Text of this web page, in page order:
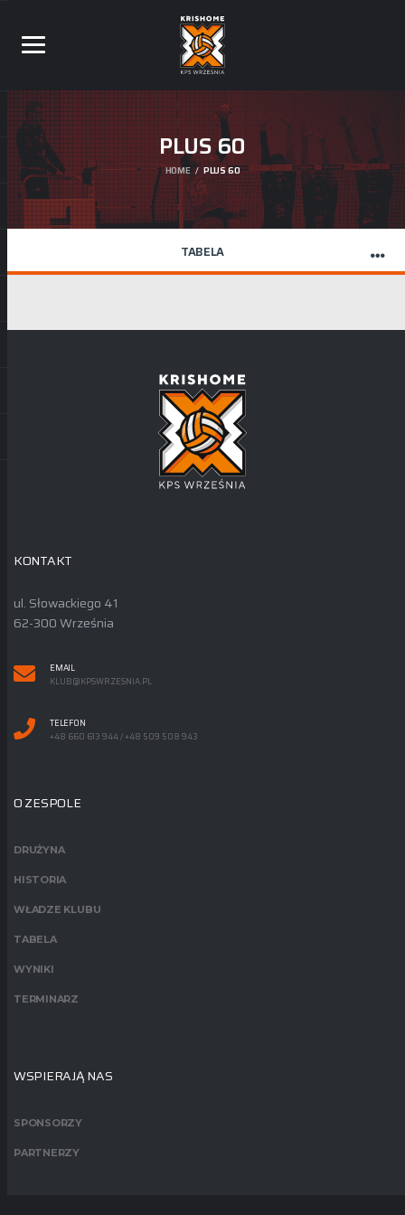
PLUS 60
HOME PLUS 60
TABELA
KONTAKT
ul. Słowackiego 41
62-300 Września
EMAIL
KLUB@KPSWRZESNIA.PL
TELEFON
+48 660 613 944 / +48 509 508 943
O ZESPOLE
DRUŻYNA
HISTORIA
WŁADZE KLUBU
TABELA
WYNIKI
TERMINARZ
WSPIERAJĄ NAS
SPONSORZY
PARTNERZY